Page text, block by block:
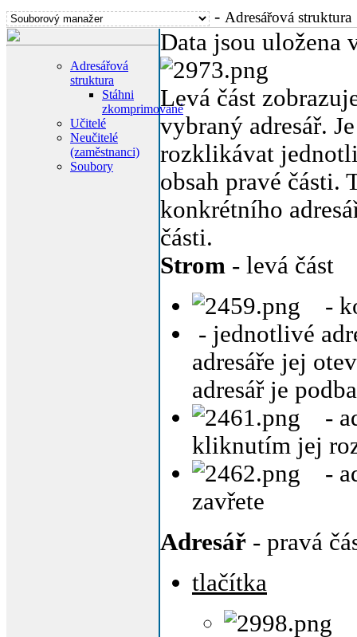
- Adresářová struktura
Adresářová
struktura
Stáhni
zkomprimované
Učitelé
Neučitelé
(zaměstnanci)
Soubory
Data jsou uložena
Levá část
vybraný adresář.
rozklikávat
obsah pravé
konkrétního
části.
Strom - levá část
-
- jednotlivé
adresáře jej
adresář je
-
kliknutím jej
-
zavřete
Adresář - pravá
tlačítka